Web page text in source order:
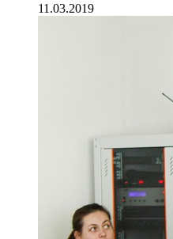
11.03.2019